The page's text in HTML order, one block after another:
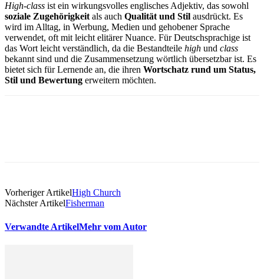
High-class ist ein wirkungsvolles englisches Adjektiv, das sowohl
soziale Zugehörigkeit als auch Qualität und Stil ausdrückt. Es
wird im Alltag, in Werbung, Medien und gehobener Sprache
verwendet, oft mit leicht elitärer Nuance. Für Deutschsprachige ist
das Wort leicht verständlich, da die Bestandteile high und class
bekannt sind und die Zusammensetzung wörtlich übersetzbar ist. Es
bietet sich für Lernende an, die ihren Wortschatz rund um Status,
Stil und Bewertung erweitern möchten.
Vorheriger ArtikelHigh Church
Nächster ArtikelFisherman
Verwandte ArtikelMehr vom Autor